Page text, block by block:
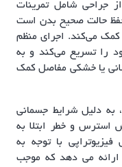
جراحی شامل تمرینات
حالت صحیح بدن است
می‌کند. اجرای منظم
را تسریع می‌کند و به
یا خشکی مفاصل کمک
به دلیل شرایط جسمانی
استرس و خطر ابتلا به
با توجه به
ارائه می‌ دهد که موجب